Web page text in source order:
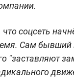
соцсеть
Сам бывший
"заставляют